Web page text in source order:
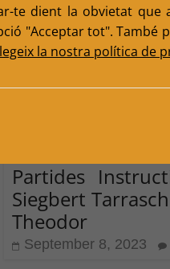
Partides
Siegbert
Theodor
September 8, 2023
te dient la obvietat que
"Acceptar tot". També
la nostra política de